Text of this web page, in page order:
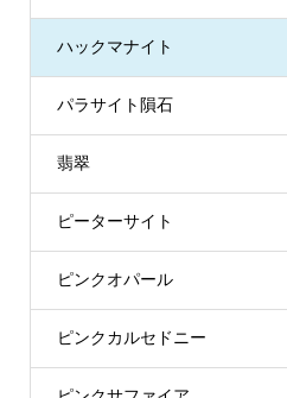
ハックマナイト
パラサイト隕石
翡翠
ピーターサイト
ピンクオパール
ピンクカルセドニー